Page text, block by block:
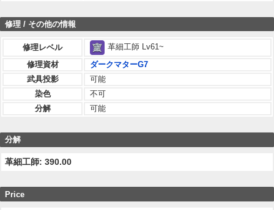
修理 / その他の情報
修理レベル
革細工師 Lv61~
修理資材
ダークマターG7
武具投影
可能
染色
不可
分解
可能
分解
革細工師: 390.00
Price